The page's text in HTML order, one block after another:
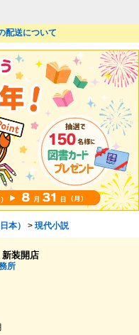
配送について
本） > 現代小説
装開店
所